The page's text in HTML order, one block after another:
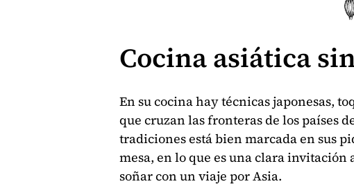
Cocina asiática
En su cocina hay técnicas japonesas,
que cruzan las fronteras de los países
tradiciones está bien marcada en sus
mesa, en lo que es una clara
soñar con un viaje por Asia.